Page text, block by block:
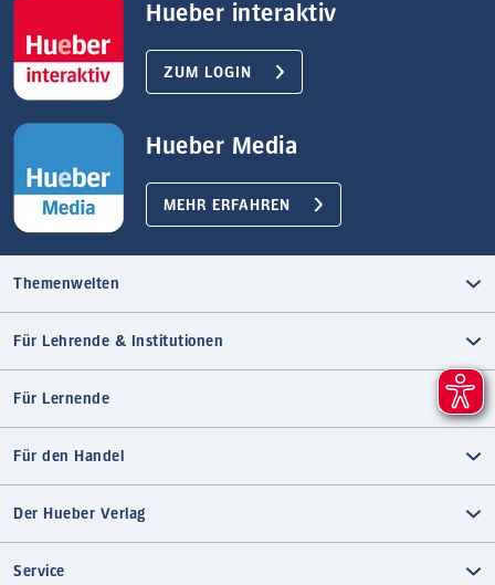
Hueber interaktiv
ZUM LOGIN
Hueber Media
MEHR ERFAHREN
Themenwelten
Für Lehrende & Institutionen
Für Lernende
Für den Handel
Der Hueber Verlag
Service